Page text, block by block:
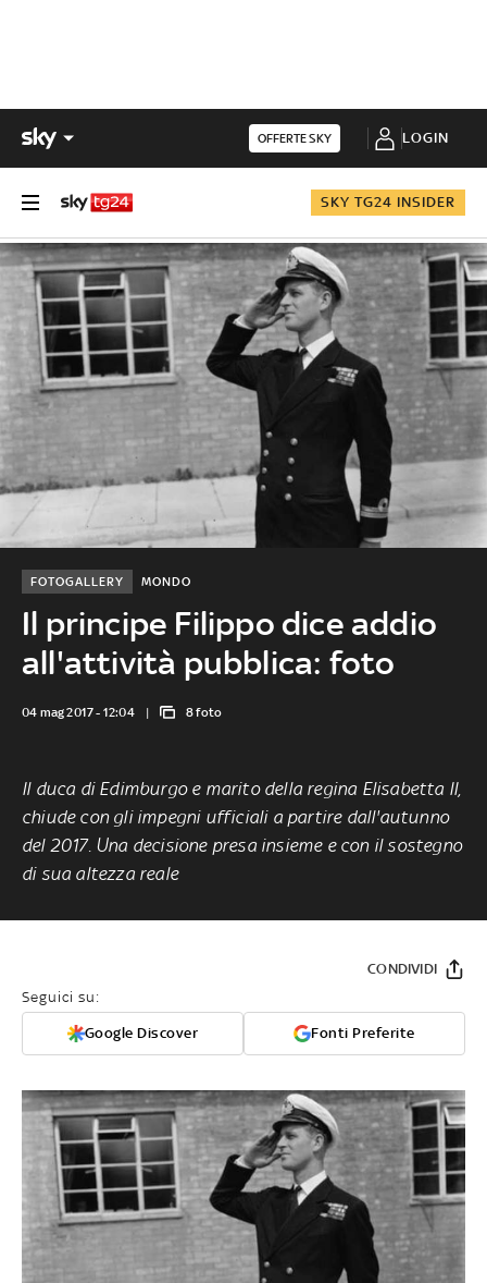
OFFERTE SKY LOGIN
SKY TG24 INSIDER
Il principe Filippo dice addio
all'attività pubblica: foto
MONDO
FOTOGALLERY
04 mag 2017 - 12:04 8 foto
Il duca di Edimburgo e marito della regina Elisabetta II,
chiude con gli impegni ufficiali a partire dall'autunno
del 2017. Una decisione presa insieme e con il sostegno
di sua altezza reale
Seguici su:
Google Discover Fonti Preferite
CONDIVIDI